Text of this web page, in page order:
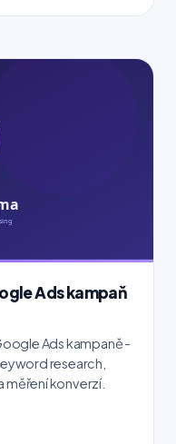
Ads kampaň
Ads kampaně -
research,
měření konverzí.